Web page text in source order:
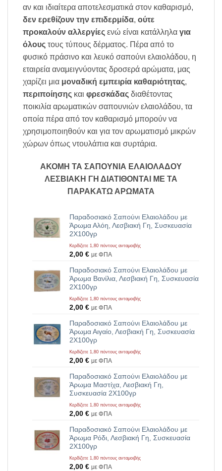
αν και ιδιαίτερα αποτελεσματικά στον καθαρισμό,
δεν ερεθίζουν την επιδερμίδα, ούτε
προκαλούν αλλεργίες ενώ είναι κατάλληλα για
όλους τους τύπους δέρματος. Πέρα από το
φυσικό πράσινο και λευκό σαπούνι ελαιολάδου, η
εταιρεία αναμειγνύοντας δροσερά αρώματα, μας
χαρίζει μια μοναδική εμπειρία καθαριότητας,
περιποίησης και φρεσκάδας διαθέτοντας
ποικιλία αρωματικών σαπουνιών ελαιολάδου, τα
οποία πέρα από τον καθαρισμό μπορούν να
χρησιμοποιηθούν και για τον αρωματισμό μικρών
χώρων όπως ντουλάπια και συρτάρια.
ΑΚΟΜΗ ΤΑ ΣΑΠΟΥΝΙΑ ΕΛΑΙΟΛΑΔΟΥ
ΛΕΣΒΙΑΚΗ ΓΗ ΔΙΑΤΙΘΟΝΤΑΙ ΜΕ ΤΑ
ΠΑΡΑΚΑΤΩ ΑΡΩΜΑΤΑ
Παραδοσιακό Σαπούνι Ελαιολάδου με
Άρωμα Αλόη, Λεσβιακή Γη, Συσκευασία
2Χ100γρ
Κερδίζετε 1,80 πόντους ανταμοιβής
2,00 € με ΦΠΑ
Παραδοσιακό Σαπούνι Ελαιολάδου με
Άρωμα Βανίλια, Λεσβιακή Γη, Συσκευασία
2Χ100γρ
Κερδίζετε 1,80 πόντους ανταμοιβής
2,00 € με ΦΠΑ
Παραδοσιακό Σαπούνι Ελαιολάδου με
Άρωμα Αιγαίο, Λεσβιακή Γη, Συσκευασία
2Χ100γρ
Κερδίζετε 1,80 πόντους ανταμοιβής
2,00 € με ΦΠΑ
Παραδοσιακό Σαπούνι Ελαιολάδου με
Άρωμα Μαστίχα, Λεσβιακή Γη,
Συσκευασία 2Χ100γρ
Κερδίζετε 1,80 πόντους ανταμοιβής
2,00 € με ΦΠΑ
Παραδοσιακό Σαπούνι Ελαιολάδου με
Άρωμα Ρόδι, Λεσβιακή Γη, Συσκευασία
2Χ100γρ
Κερδίζετε 1,80 πόντους ανταμοιβής
2,00 € με ΦΠΑ